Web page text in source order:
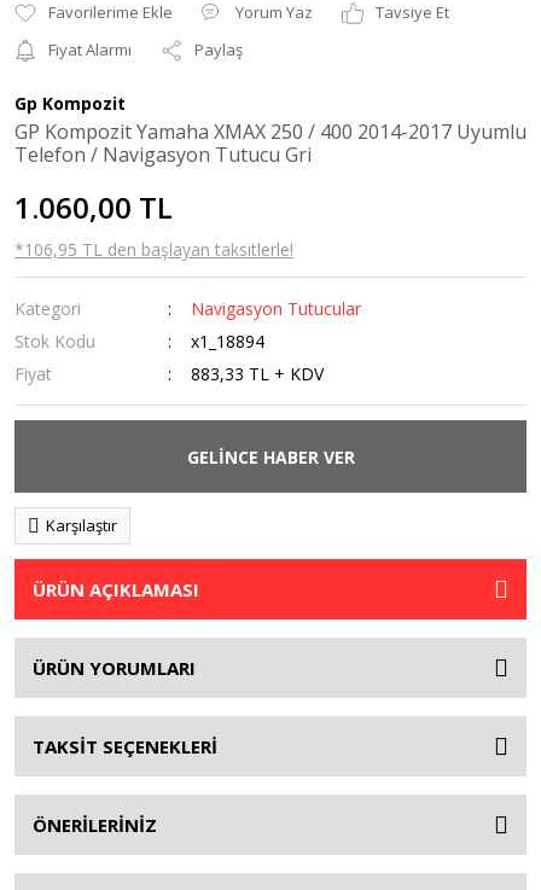
Yorum Yaz
Tavsiye Et
Fiyat Alarmı
Paylaş
Gp Kompozit
GP Kompozit Yamaha XMAX 250 / 400 2014-2017 Uyumlu
Telefon / Navigasyon Tutucu Gri
1.060,00 TL
*106,95 TL den başlayan taksitlerle!
Kategori
Navigasyon Tutucular
Stok Kodu
x1_18894
Fiyat
883,33 TL + KDV
GELİNCE HABER VER
Karşılaştır
ÜRÜN AÇIKLAMASI
ÜRÜN YORUMLARI
TAKSİT SEÇENEKLERİ
ÖNERİLERİNİZ